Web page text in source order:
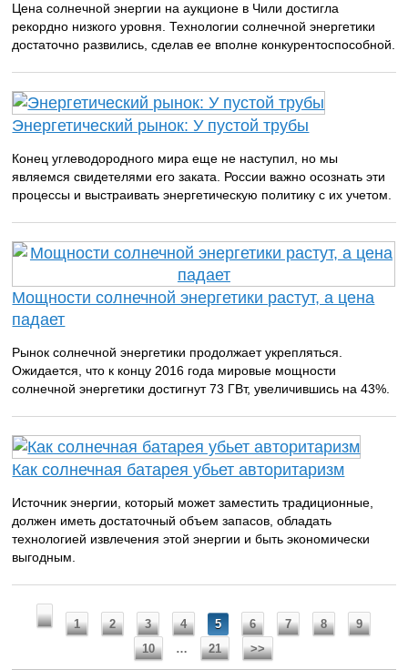
Цена солнечной энергии на аукционе в Чили достигла
рекордно низкого уровня. Технологии солнечной энергетики
достаточно развились, сделав ее вполне конкурентоспособной.
Энергетический рынок: У пустой трубы
Конец углеводородного мира еще не наступил, но мы
являемся свидетелями его заката. России важно осознать эти
процессы и выстраивать энергетическую политику с их учетом.
Мощности солнечной энергетики растут, а цена
падает
Рынок солнечной энергетики продолжает укрепляться.
Ожидается, что к концу 2016 года мировые мощности
солнечной энергетики достигнут 73 ГВт, увеличившись на 43%.
Как солнечная батарея убьет авторитаризм
Источник энергии, который может заместить традиционные,
должен иметь достаточный объем запасов, обладать
технологией извлечения этой энергии и быть экономически
выгодным.
1 2 3 4 5 6 7 8
9
10
… 21 >>